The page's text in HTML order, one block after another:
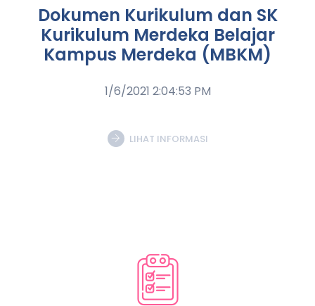
Dokumen Kurikulum dan SK
Kurikulum Merdeka Belajar
Kampus Merdeka (MBKM)
1/6/2021 2:04:53 PM
LIHAT INFORMASI